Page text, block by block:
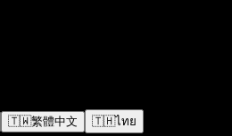
🇹🇼繁體中文 🇹🇭ไทย